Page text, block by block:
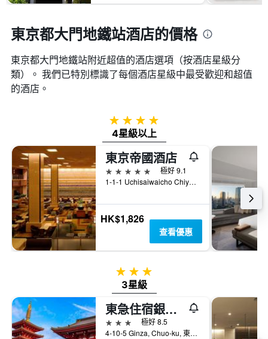
東京都大門地鐵站酒店的價格
東京都大門地鐵站附近超值的酒店選項（按酒店星級分
類）。 我們已特別標識了每個酒店星級中最受歡迎和超值
的酒店。
4星級
4星級以上
東京帝國酒店
5星級
極好 9.1
1-1-1 Uchisaiwaicho Chiyoda-ku, 東京, 日本
HK$1,826
查看優惠
3星級
3星級
東急住宿銀座酒店
3星級
極好 8.5
4-10-5 Ginza, Chuo-ku, 東京, 日本